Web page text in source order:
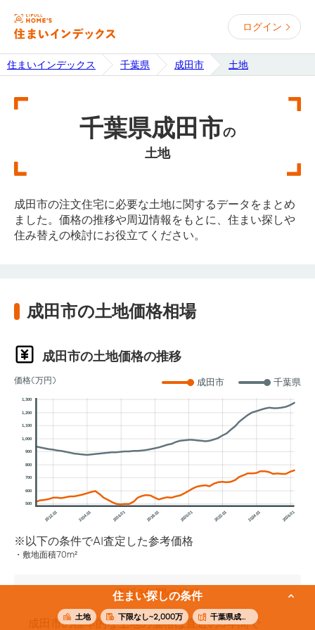
ログイン
住まいインデックス 千葉県 成田市 土地
千葉県成田市の
土地
成田市の注文住宅に必要な土地に関するデータをまとめ
ました。価格の推移や周辺情報をもとに、住まい探しや
住み替えの検討にお役立てください。
成田市の土地価格相場
成田市の土地価格の推移
価格(万円) 成田市 千葉県
2012.01 2014.01 2016.01 2018.01 2020.01 2022.01 2024.01 2026.01
500
600
700
800
900
1,000
1,100
1,200
1,300
※以下の条件でAI査定した参考価格
敷地面積70m²
直近3年間の推移
成田市の標準的な土地の価格は直近の3年間で
住まい探しの条件
土地 下限なし~2,000万 千葉県成田市